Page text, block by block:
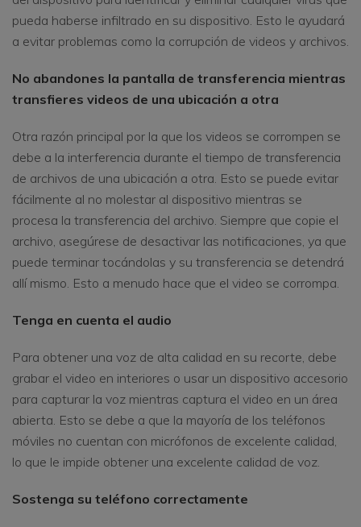
pueda haberse infiltrado en su dispositivo. Esto le ayudará
a evitar problemas como la corrupción de videos y archivos.
No abandones la pantalla de transferencia mientras
transfieres videos de una ubicación a otra
Otra razón principal por la que los videos se corrompen se
debe a la interferencia durante el tiempo de transferencia
de archivos de una ubicación a otra. Esto se puede evitar
fácilmente al no molestar al dispositivo mientras se
procesa la transferencia del archivo. Siempre que copie el
archivo, asegúrese de desactivar las notificaciones, ya que
puede terminar tocándolas y su transferencia se detendrá
allí mismo. Esto a menudo hace que el video se corrompa.
Tenga en cuenta el audio
Para obtener una voz de alta calidad en su recorte, debe
grabar el video en interiores o usar un dispositivo accesorio
para capturar la voz mientras captura el video en un área
abierta. Esto se debe a que la mayoría de los teléfonos
móviles no cuentan con micrófonos de excelente calidad,
lo que le impide obtener una excelente calidad de voz.
Sostenga su teléfono correctamente